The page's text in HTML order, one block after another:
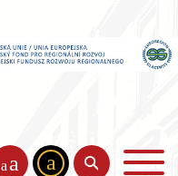
PL EN
a a a